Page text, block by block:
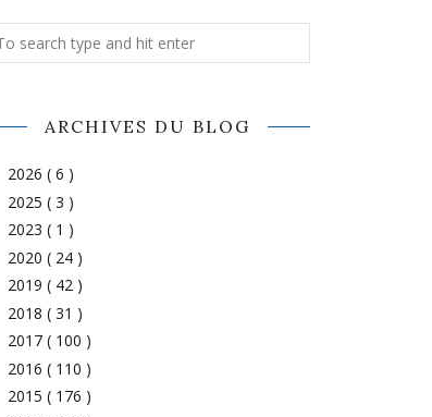
ARCHIVES DU BLOG
2026 ( 6 )
2025 ( 3 )
2023 ( 1 )
2020 ( 24 )
2019 ( 42 )
2018 ( 31 )
2017 ( 100 )
2016 ( 110 )
2015 ( 176 )